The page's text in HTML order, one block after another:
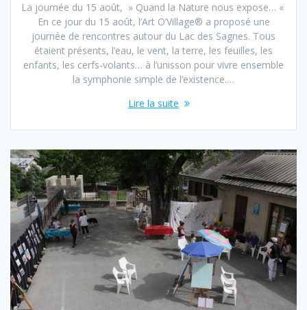
La journée du 15 août, » Quand la Nature nous expose… «
En ce jour du 15 août, l’Art O’Village® a proposé une
journée de rencontres autour du Lac des Sagnes. Tous
étaient présents, l’eau, le vent, la terre, les feuilles, les
enfants, les cerfs-volants… à l’unisson pour vivre ensemble
la symphonie simple de l’existence.…
Lire la suite